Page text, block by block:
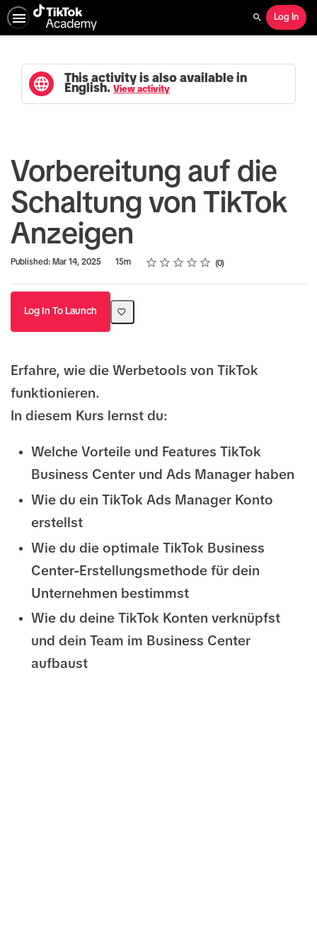
Search
Log In
This activity is also available in
English. View activity
Vorbereitung auf die
Schaltung von TikTok
Anzeigen
Published: Mar 14, 2025
Duration 15m Rating
1 star
2 stars
3 stars
4 stars
5 stars
Average rating: 0 0
No reviews
Log In To Launch
Erfahre, wie die Werbetools von TikTok
funktionieren.
In diesem Kurs lernst du:
Welche Vorteile und Features TikTok
Business Center und Ads Manager haben
Wie du ein TikTok Ads Manager Konto
erstellst
Wie du die optimale TikTok Business
Center-Erstellungsmethode für dein
Unternehmen bestimmst
Wie du deine TikTok Konten verknüpfst
und dein Team im Business Center
aufbaust